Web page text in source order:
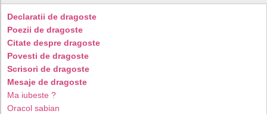
Declaratii de dragoste
Poezii de dragoste
Citate despre dragoste
Povesti de dragoste
Scrisori de dragoste
Mesaje de dragoste
Ma iubeste ?
Oracol sabian